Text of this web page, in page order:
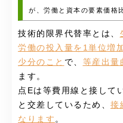
が、労働と資本の要素価格
技術的限界代替率とは、
労働の投入量を1単位増
少分のこと で、 等産出量
ます。
点Eは等費用線と接して
と交差しているため、 接
なります 。